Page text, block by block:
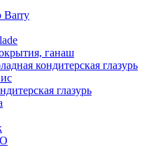
Barry
ганаш
кондитерская глазурь
глазурь